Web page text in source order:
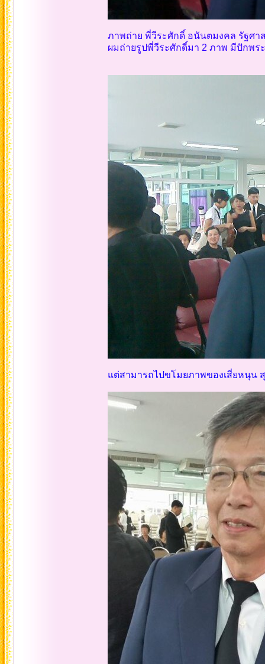
ภาพถ่าย พี่วีระศักดิ์ อนันตมงคล รัฐศ
ผมถ่ายรูปพี่วีระศักดิ์มา 2 ภาพ มีปักพร
แต่สามารถไปขโมยภาพของเสี่ยหนุน